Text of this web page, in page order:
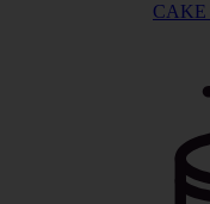
CAKE